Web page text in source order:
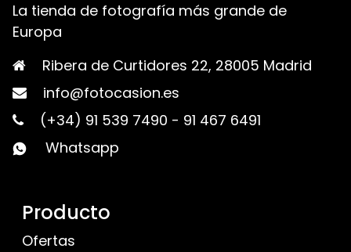
La tienda de fotografía más grande de
Europa
Ribera de Curtidores 22, 28005 Madrid
info@fotocasion.es
(+34) 91 539 7490 - 91 467 6491
Whatsapp
Producto
Ofertas